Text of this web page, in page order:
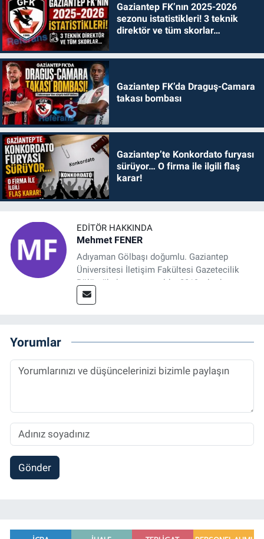
Gaziantep FK’nın 2025-2026
sezonu istatistikleri! 3 teknik
direktör ve tüm skorlar…
Gaziantep FK’da Draguş-Camara
takası bombası
Gaziantep’te Konkordato furyası
sürüyor… O firma ile ilgili flaş
karar!
EDITÖR HAKKINDA
Mehmet FENER
Adıyaman Gölbaşı doğumlu. Gaziantep
Üniversitesi İletişim Fakültesi Gazetecilik
Bölümü’nden mezun oldu. 2019 yılında
başladığı gazetecilik mesleğinde, muhabir,
Sorumlu Haber Editörü' olarak devam
etmektedir.
Yorumlar
Gönder